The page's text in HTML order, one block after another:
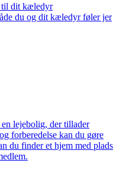
til dit kæledyr
du og dit kæledyr føler jer
lejebolig, der tillader
forberedelse kan du gøre
du finder et hjem med plads